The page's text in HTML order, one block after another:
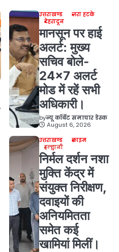
उत्तराखण्ड
ज़रा हटके
देहरादून
मानसून पर हाई
अलर्ट: मुख्य
सचिव बोले-
24×7 अलर्ट
मोड में रहें सभी
अधिकारी।
byन्यू कॉर्बेट समाचार डेस्क
August 6, 2026
उत्तराखण्ड
क्राइम
हल्द्वानी
निर्मल दर्शन नशा
मुक्ति केंद्र में
संयुक्त निरीक्षण,
दवाइयों की
अनियमितता
समेत कई
खामियां मिलीं।